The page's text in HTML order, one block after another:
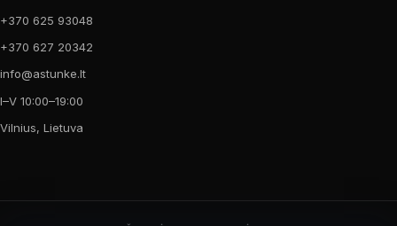
+370 625 93048
+370 627 20342
info@astunke.lt
I–V 10:00–19:00
Vilnius, Lietuva